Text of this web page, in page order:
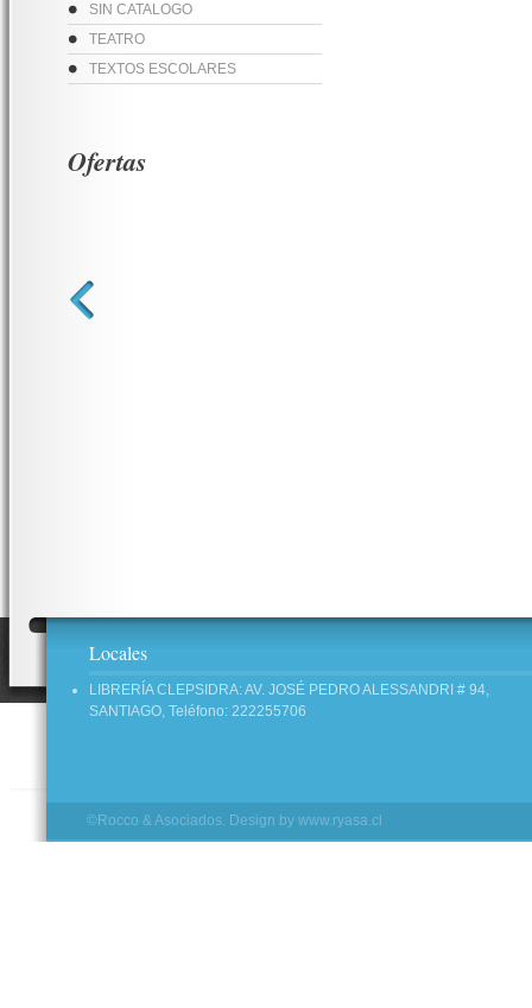
SIN CATALOGO
TEATRO
TEXTOS ESCOLARES
Ofertas
Locales
LIBRERÍA CLEPSIDRA: AV. JOSÉ PEDRO ALESSANDRI # 94,
SANTIAGO, Teléfono: 222255706
©Rocco & Asociados. Design by www.ryasa.cl